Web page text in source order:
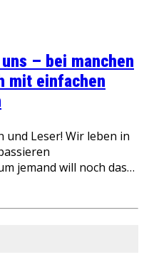
– bei manchen
mit einfachen
Leser! Wir leben in
jemand will noch das…